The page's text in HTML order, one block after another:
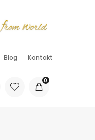
Blog Kontakt
0